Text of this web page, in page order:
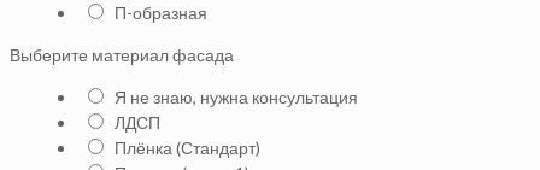
П-образная
Выберите материал фасада
Я не знаю, нужна консультация
ЛДСП
Плёнка (Стандарт)